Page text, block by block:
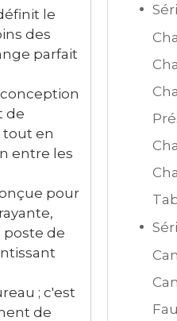
le
des
parfait
de
tout en
entre les
pour
de
; c'est
de